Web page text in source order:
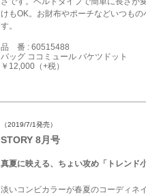
けもOK。お財布やポーチなどいつも
す。
品 番 : 60515488
バッグ ココミュール バケツドット
￥12,000（+税）
（2019/7/1発売）
STORY 8月号
真夏に映える、ちょい攻め「トレンド小
淡いコンビカラーが春夏のコーディネ